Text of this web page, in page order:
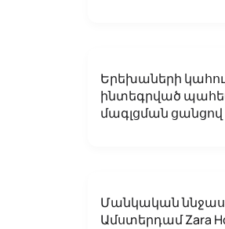
Երեխաների
ինտեգրված
մագլցման ցանցով
Մանկական
Ամստերդամ Zara